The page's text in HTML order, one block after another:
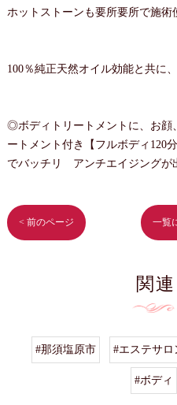
ホットストーンも要所要所で施術
100％純正天然オイル効能と共に
◎ボディトリートメントに、お顔
ートメント付き【フルボディ120
でバッチリ アンチエイジングが
< 前のページ 一覧
関
#那須塩原市 #エステサロ
#ボディ